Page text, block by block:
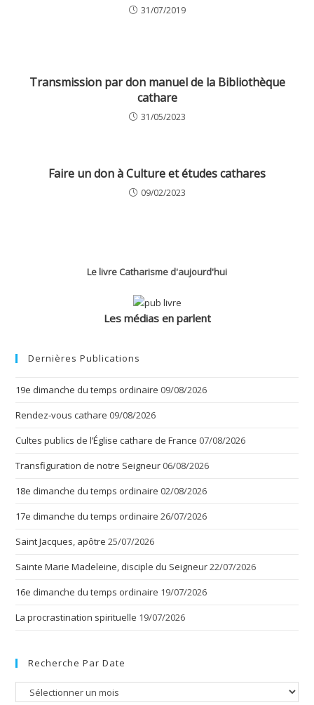
31/07/2019
Transmission par don manuel de la Bibliothèque
cathare
31/05/2023
Faire un don à Culture et études cathares
09/02/2023
Le livre Catharisme d'aujourd'hui
Les médias en parlent
Dernières Publications
19e dimanche du temps ordinaire 09/08/2026
Rendez-vous cathare 09/08/2026
Cultes publics de l’Église cathare de France 07/08/2026
Transfiguration de notre Seigneur 06/08/2026
18e dimanche du temps ordinaire 02/08/2026
17e dimanche du temps ordinaire 26/07/2026
Saint Jacques, apôtre 25/07/2026
Sainte Marie Madeleine, disciple du Seigneur22/07/2026
16e dimanche du temps ordinaire 19/07/2026
La procrastination spirituelle 19/07/2026
Recherche Par Date
Recherche